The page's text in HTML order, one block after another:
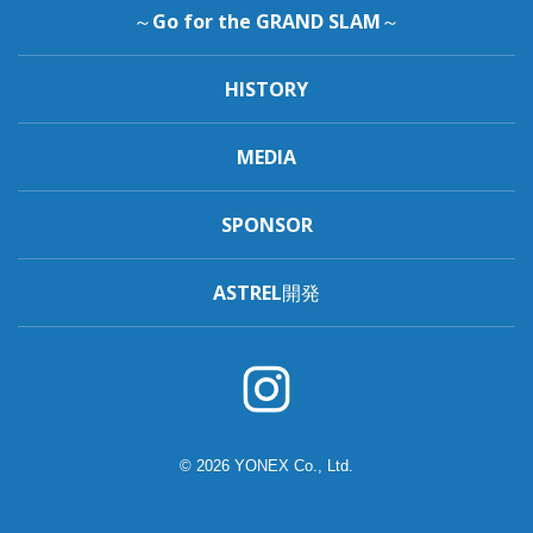
～Go for the GRAND SLAM～
HISTORY
MEDIA
SPONSOR
ASTREL開発
© 2026 YONEX Co., Ltd.